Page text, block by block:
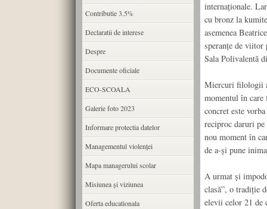
internaționale.
cu bronz la
asemenea
speranțe de viitor
Sala Polivalentă
Miercuri filologii
momentul în
concret este
reciproc daruri
nou moment în
de a-și pune
A urmat și
clasă”, o tradiție
elevii celor 21 de
Contributie 3.5%
Declaratii de interese
Despre
Documente oficiale
ECO-SCOALA
Galerie foto 2023
Informare protectia datelor
Managementul violenței
Mapa managerului scolar
Misiunea şi viziunea
Oferta educationala